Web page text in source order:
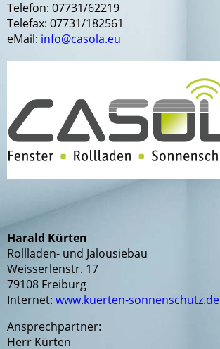
Telefon: 07731/62219
Telefax: 07731/182561
eMail: info@casola.eu
Harald Kürten
Rollladen- und Jalousiebau
Weisserlenstr. 17
79108 Freiburg
Internet: www.kuerten-sonnenschutz.de
Ansprechpartner:
Herr Kürten